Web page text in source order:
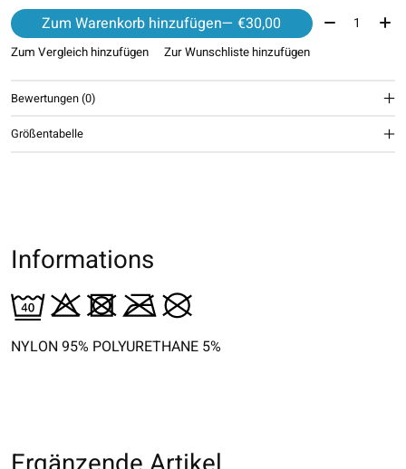
Zum Warenkorb hinzufügen — €30,00 Menge:
Zum Vergleich hinzufügen Zur Wunschliste hinzufügen
Bewertungen (0)
Größentabelle
Informations
NYLON 95% POLYURETHANE 5%